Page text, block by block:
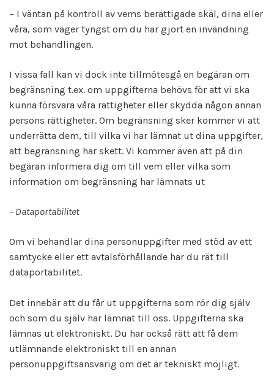
– I väntan på kontroll av vems berättigade skäl, dina eller
våra, som väger tyngst om du har gjort en invändning
mot behandlingen.
I vissa fall kan vi dock inte tillmötesgå en begäran om
begränsning t.ex. om uppgifterna behövs för att vi ska
kunna försvara våra rättigheter eller skydda någon annan
persons rättigheter. Om begränsning sker kommer vi att
underrätta dem, till vilka vi har lämnat ut dina uppgifter,
att begränsning har skett. Vi kommer även att på din
begäran informera dig om till vem eller vilka som
information om begränsning har lämnats ut
– Dataportabilitet
Om vi behandlar dina personuppgifter med stöd av ett
samtycke eller ett avtalsförhållande har du rät till
dataportabilitet.
Det innebär att du får ut uppgifterna som rör dig själv
och som du själv har lämnat till oss. Uppgifterna ska
lämnas ut elektroniskt. Du har också rätt att få dem
utlämnande elektroniskt till en annan
personuppgiftsansvarig om det är tekniskt möjligt.